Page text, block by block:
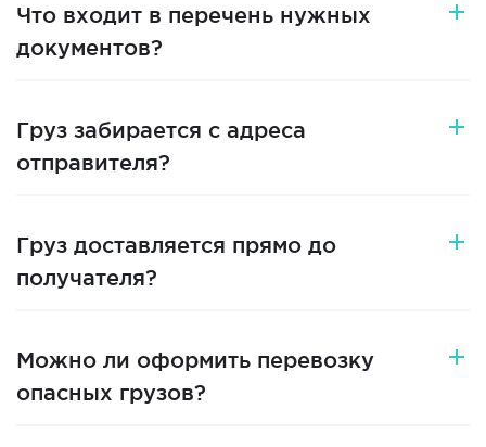
Что входит в перечень нужных
документов?
Груз забирается с адреса
отправителя?
Груз доставляется прямо до
получателя?
Можно ли оформить перевозку
опасных грузов?